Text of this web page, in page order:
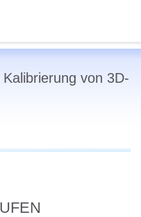
von 3D-